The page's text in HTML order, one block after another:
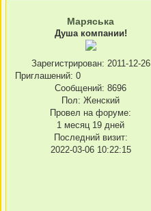
Маряська
Душа компании!
Зарегистрирован: 2011-12-26
Приглашений: 0
Сообщений: 8696
Пол: Женский
Провел на форуме:
1 месяц 19 дней
Последний визит:
2022-03-06 10:22:15